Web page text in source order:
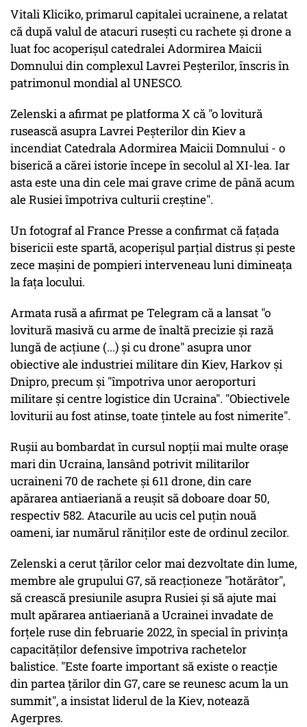
Vitali Kliciko, primarul capitalei ucrainene, a relatat
că după valul de atacuri ruseşti cu rachete şi drone a
luat foc acoperişul catedralei Adormirea Maicii
Domnului din complexul Lavrei Peşterilor, înscris în
patrimonul mondial al UNESCO.
Zelenski a afirmat pe platforma X că "o lovitură
rusească asupra Lavrei Peşterilor din Kiev a
incendiat Catedrala Adormirea Maicii Domnului - o
biserică a cărei istorie începe în secolul al XI-lea. Iar
asta este una din cele mai grave crime de până acum
ale Rusiei împotriva culturii creştine".
Un fotograf al France Presse a confirmat că faţada
bisericii este spartă, acoperişul parţial distrus şi peste
zece maşini de pompieri interveneau luni dimineaţa
la faţa locului.
Armata rusă a afirmat pe Telegram că a lansat "o
lovitură masivă cu arme de înaltă precizie şi rază
lungă de acţiune (...) şi cu drone" asupra unor
obiective ale industriei militare din Kiev, Harkov şi
Dnipro, precum şi "împotriva unor aeroporturi
militare şi centre logistice din Ucraina". "Obiectivele
loviturii au fost atinse, toate ţintele au fost nimerite".
Ruşii au bombardat în cursul nopţii mai multe oraşe
mari din Ucraina, lansând potrivit militarilor
ucraineni 70 de rachete şi 611 drone, din care
apărarea antiaeriană a reuşit să doboare doar 50,
respectiv 582. Atacurile au ucis cel puţin nouă
oameni, iar numărul răniţilor este de ordinul zecilor.
Zelenski a cerut ţărilor celor mai dezvoltate din lume,
membre ale grupului G7, să reacţioneze "hotărâtor",
să crească presiunile asupra Rusiei şi să ajute mai
mult apărarea antiaeriană a Ucrainei invadate de
forţele ruse din februarie 2022, în special în privinţa
capacităţilor defensive împotriva rachetelor
balistice. "Este foarte important să existe o reacţie
din partea ţărilor din G7, care se reunesc acum la un
summit", a insistat liderul de la Kiev, notează
Agerpres.